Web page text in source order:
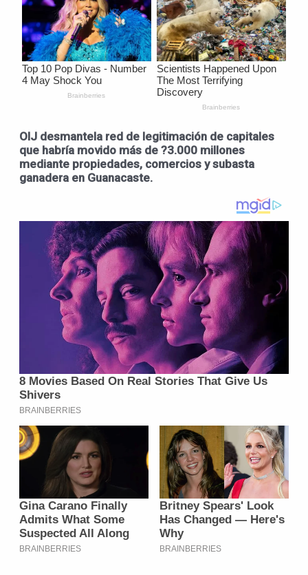
OIJ desmantela red de legitimación de capitales
que habría movido más de ?3.000 millones
mediante propiedades, comercios y subasta
ganadera en Guanacaste.